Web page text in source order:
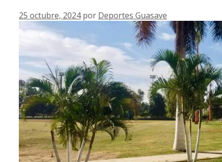
25 octubre, 2024 por Deportes Guasave